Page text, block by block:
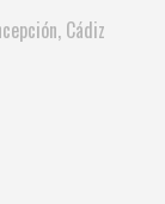
Cádiz